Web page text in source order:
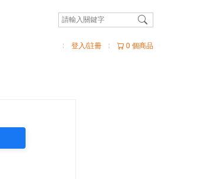
0 個商品
登入/註冊